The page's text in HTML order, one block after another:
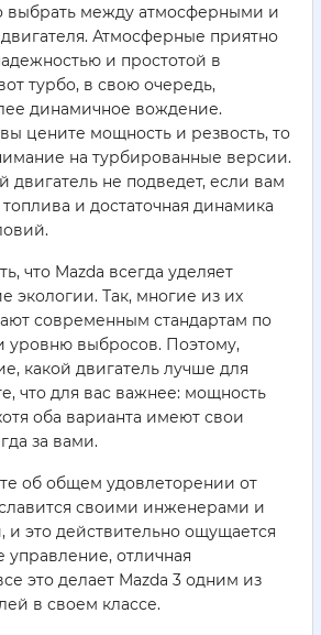
между атмосферными и
Атмосферные приятно
и простотой в
турбо, в свою очередь,
динамичное вождение.
цените мощность и резвость, то
на турбированные версии.
не подведет, если вам
и достаточная динамика
что Mazda всегда уделяет
экологии. Так, многие из их
современным стандартам по
уровню выбросов. Поэтому,
какой двигатель лучше для
что для вас важнее: мощность
оба варианта имеют свои
за вами.
об общем удовлеторении от
своими инженерами и
и это действительно ощущается
управление, отличная
это делает Mazda 3 одним из
в своем классе.